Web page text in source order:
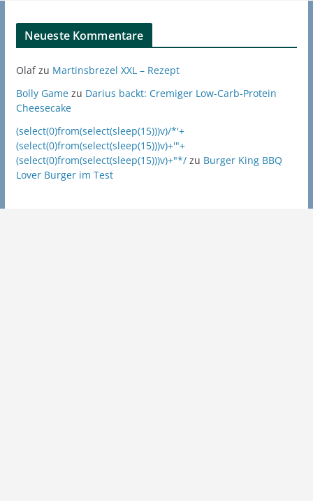
Neueste Kommentare
Olafzu Martinsbrezel XXL – Rezept
Bolly Gamezu Darius backt: Cremiger Low-Carb-Protein
Cheesecake
(select(0)from(select(sleep(15)))v)/*'+
(select(0)from(select(sleep(15)))v)+'"+
(select(0)from(select(sleep(15)))v)+"*/zu Burger King BBQ
Lover Burger im Test